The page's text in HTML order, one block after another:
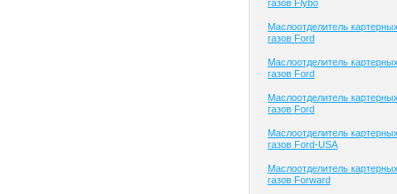
газов Flybo
Маслоотделитель
газов Ford
Маслоотделитель
газов Ford
Маслоотделитель
газов Ford
Маслоотделитель
газов Ford-USA
Маслоотделитель
газов Forward